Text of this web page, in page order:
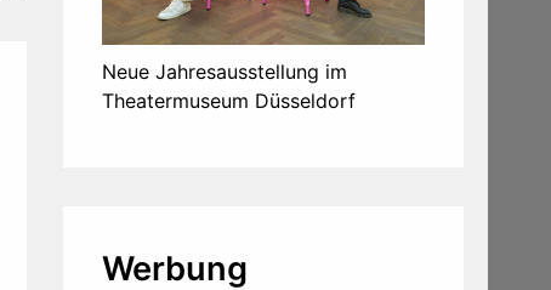
Neue Jahresausstellung im
Theatermuseum Düsseldorf
Werbung